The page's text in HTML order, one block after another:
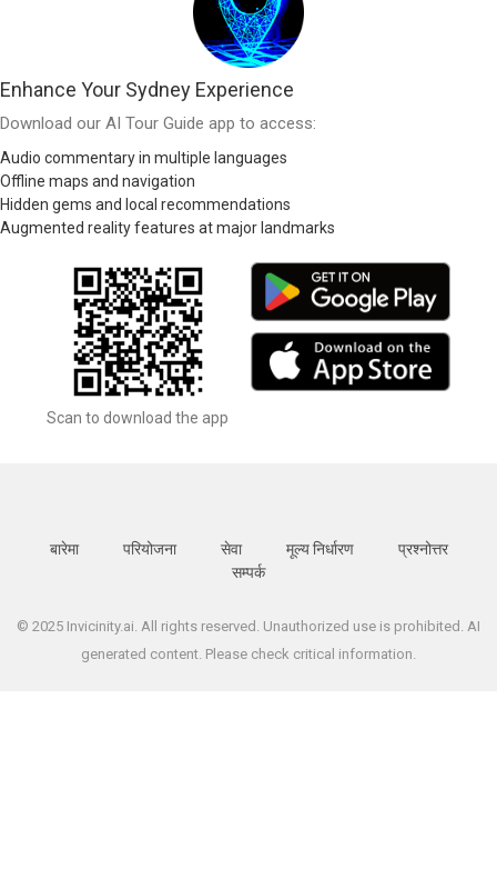
Enhance Your Sydney Experience
Download our AI Tour Guide app to access:
Audio commentary in multiple languages
Offline maps and navigation
Hidden gems and local recommendations
Augmented reality features at major landmarks
Scan to download the app
बारेमा परियोजना सेवा मूल्य निर्धारण
प्रश्नोत्तर
सम्पर्क
© 2025 Invicinity.ai. All rights reserved. Unauthorized use is prohibited. AI
generated content. Please check critical information.